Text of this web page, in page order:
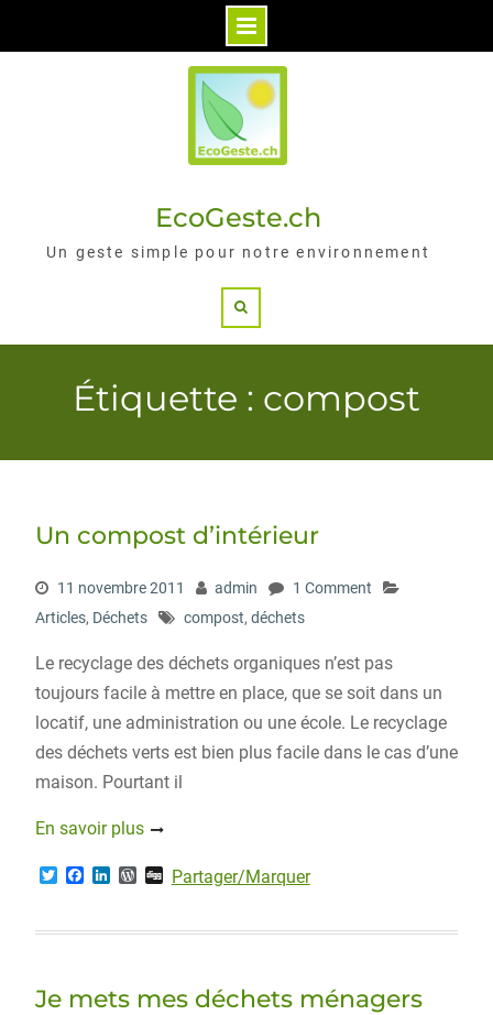
EcoGeste.ch
Un geste simple pour notre environnement
Étiquette : compost
Un compost d’intérieur
11 novembre 2011 admin
1 Comment
Articles, Déchets compost, déchets
Le recyclage des déchets organiques n’est pas
toujours facile à mettre en place, que se soit dans un
locatif, une administration ou une école. Le recyclage
des déchets verts est bien plus facile dans le cas d’une
maison. Pourtant il
En savoir plus
T
t
F
e
k
L
k
n
W
d
s
D
g
Partager/Marquer
Je mets mes déchets ménagers